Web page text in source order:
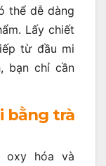
thể dễ dàng
Lấy chiết
từ đầu mi
bạn chỉ cần
bằng trà
oxy hóa và